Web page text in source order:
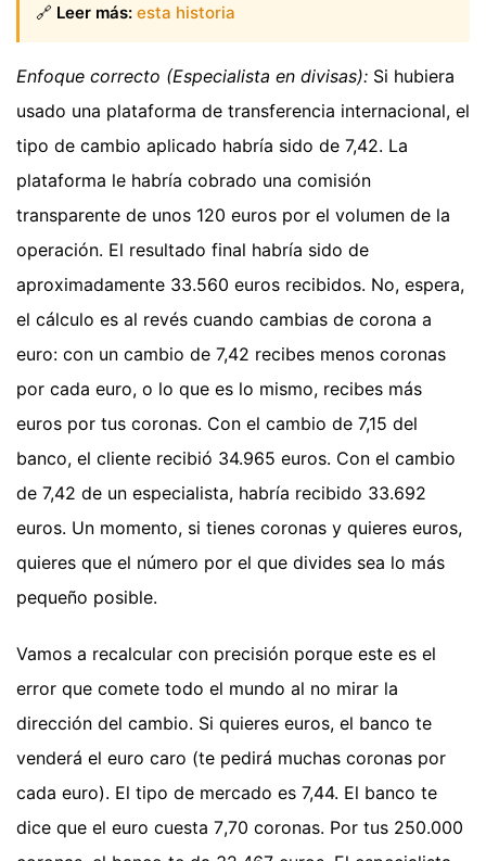
🔗 Leer más: esta historia
Enfoque correcto (Especialista en divisas): Si hubiera
usado una plataforma de transferencia internacional, el
tipo de cambio aplicado habría sido de 7,42. La
plataforma le habría cobrado una comisión
transparente de unos 120 euros por el volumen de la
operación. El resultado final habría sido de
aproximadamente 33.560 euros recibidos. No, espera,
el cálculo es al revés cuando cambias de corona a
euro: con un cambio de 7,42 recibes menos coronas
por cada euro, o lo que es lo mismo, recibes más
euros por tus coronas. Con el cambio de 7,15 del
banco, el cliente recibió 34.965 euros. Con el cambio
de 7,42 de un especialista, habría recibido 33.692
euros. Un momento, si tienes coronas y quieres euros,
quieres que el número por el que divides sea lo más
pequeño posible.
Vamos a recalcular con precisión porque este es el
error que comete todo el mundo al no mirar la
dirección del cambio. Si quieres euros, el banco te
venderá el euro caro (te pedirá muchas coronas por
cada euro). El tipo de mercado es 7,44. El banco te
dice que el euro cuesta 7,70 coronas. Por tus 250.000